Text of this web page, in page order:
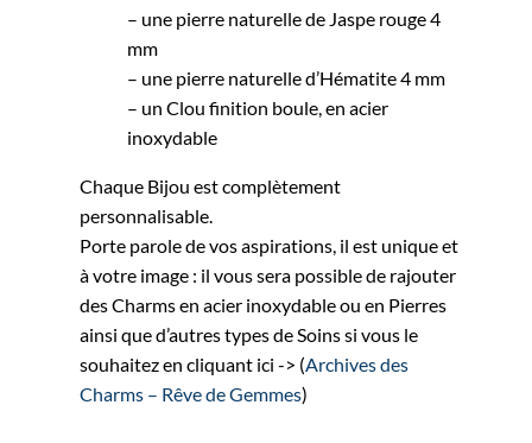
– une pierre naturelle de Jaspe rouge 4
mm
– une pierre naturelle d’Hématite 4 mm
– un Clou finition boule, en acier
inoxydable
Chaque Bijou est complètement
personnalisable.
Porte parole de vos aspirations, il est unique et
à votre image : il vous sera possible de rajouter
des Charms en acier inoxydable ou en Pierres
ainsi que d’autres types de Soins si vous le
souhaitez en cliquant ici -> (Archives des
Charms – Rêve de Gemmes)